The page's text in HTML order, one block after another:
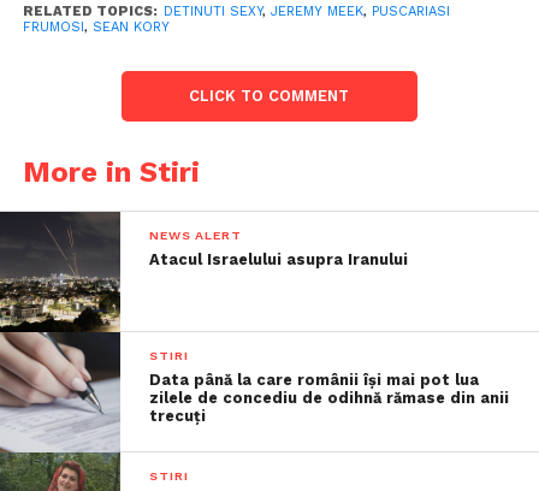
RELATED TOPICS: DETINUTI SEXY, JEREMY MEEK, PUSCARIASI
FRUMOSI, SEAN KORY
CLICK TO COMMENT
More in Stiri
NEWS ALERT
Atacul Israelului asupra Iranului
STIRI
Data până la care românii îşi mai pot lua
zilele de concediu de odihnă rămase din anii
trecuţi
STIRI